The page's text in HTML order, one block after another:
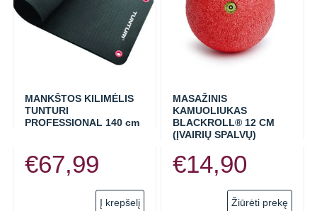
MANKŠTOS KILIMĖLIS
TUNTURI
PROFESSIONAL 140 cm
€67,99
Į krepšelį
MASAŽINIS
KAMUOLIUKAS
BLACKROLL® 12 CM
(ĮVAIRIŲ SPALVŲ)
€14,90
Žiūrėti prekę